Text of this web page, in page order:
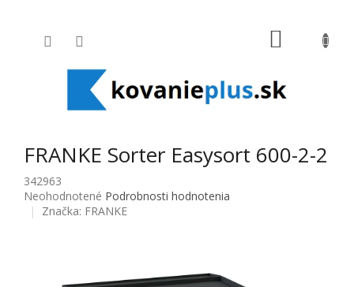
FRANKE Sorter Easysort 600-2-2
342963
Priemerné hodnotenie produktu je 0,0 z 5 hviezdičiek.
Neohodnotené Podrobnosti hodnotenia
Značka: FRANKE